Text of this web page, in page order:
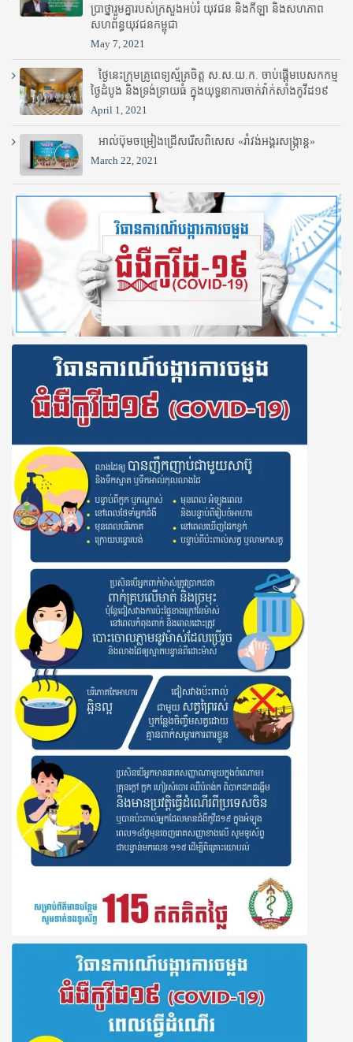
ប្រាថ្នារួមគ្នារបស់ក្រសួងអប់រំ​ យុវជន និងកីឡា និងសហភាព
សហព័ន្ធយុវជនកម្ពុជា
May 7, 2021
ថ្ងៃនេះក្រុមគ្រូពេទ្យស្ម័គ្រចិត្ត ស.ស.យ.ក. ចាប់ផ្តើមបេសកកម្ម
ថ្ងៃដំបូង និងទ្រង់ទ្រាយធំ ក្នុងយុទ្ធនាការចាក់វ៉ាក់សាំងកូវីដ១៩
April 1, 2021
អាល់ប៊ុមចម្រៀងជ្រើសរើសពិសេស «រាំវង់អង្គរសង្ក្រាន្ត»
March 22, 2021